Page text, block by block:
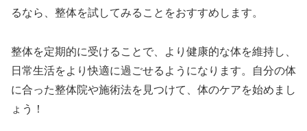
るなら、整体を試してみることをおすすめします。
整体を定期的に受けることで、より健康的な体を維持し、
日常生活をより快適に過ごせるようになります。自分の体
に合った整体院や施術法を見つけて、体のケアを始めまし
ょう！